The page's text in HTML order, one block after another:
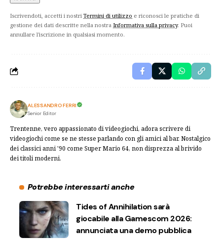
Iscrivendoti, accetti i nostri Termini di utilizzo e riconosci le pratiche di
gestione dei dati descritte nella nostra Informativa sulla privacy. Puoi
annullare l'iscrizione in qualsiasi momento.
ALESSANDRO FERRI
Senior Editor
Trentenne, vero appassionato di videogiochi, adora scrivere di
videogiochi come se ne stesse parlando con gli amici al bar. Nostalgico
dei classici anni '90 come Super Mario 64, non disprezza al brivido
dei titoli moderni.
Potrebbe interessarti anche
Tides of Annihilation sarà
giocabile alla Gamescom 2026:
annunciata una demo pubblica